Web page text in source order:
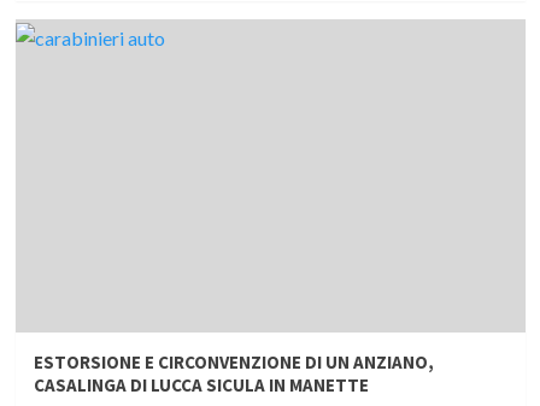
ESTORSIONE E CIRCONVENZIONE DI UN ANZIANO,
CASALINGA DI LUCCA SICULA IN MANETTE